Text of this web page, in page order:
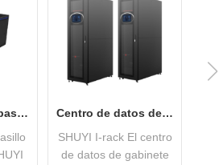
Contención de pasillo frío y caliente con bajo PUE
Centro de datos de gabinete aplicado en pequeñas empresas
SHUYI I-rack El centro
de datos de gabinete